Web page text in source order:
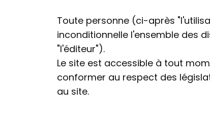
Toute personne (ci-après
inconditionnelle l'ensemble des
"l'éditeur").
Le site est accessible à tout
conformer au respect des
au site.